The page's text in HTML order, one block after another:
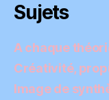
Sujets
A chaque
Créativité,
Image de